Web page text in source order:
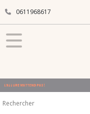
0611968617
L'ALLURE N'ATTEND PAS !